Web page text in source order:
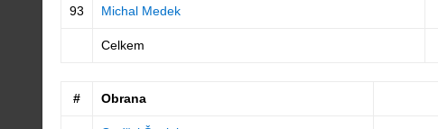
93 Michal Medek
Celkem
# Obrana